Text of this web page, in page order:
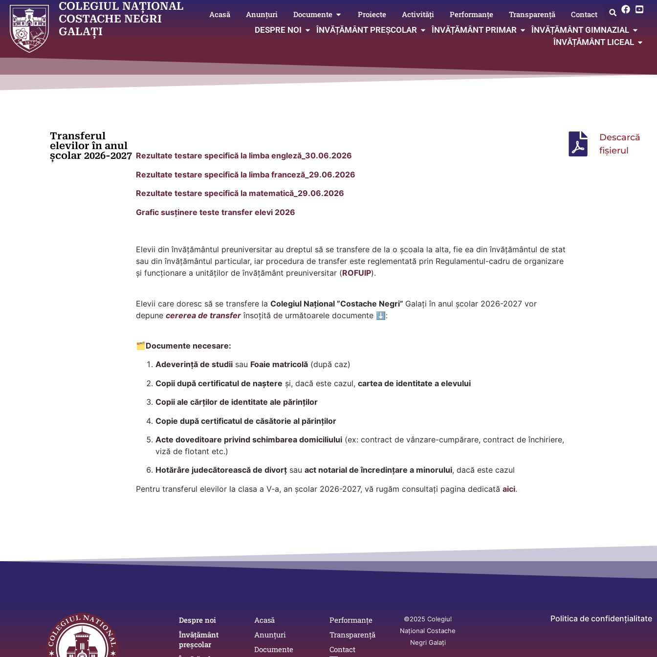
COLEGIUL NAȚIONAL
COSTACHE NEGRI
GALAȚI
Acasă Anunțuri Documente Proiecte Activități Performanțe Transparență
Contact
DESPRE NOI
ÎNVĂȚĂMÂNT PREȘCOLAR ÎNVĂȚĂMÂNT PRIMAR
ÎNVĂȚĂMÂNT GIMNAZIAL
ÎNVĂȚĂMÂNT LICEAL
Transferul
elevilor în anul
școlar 2026-2027 Rezultate testare specifică la limba engleză_30.06.2026
Rezultate testare specifică la limba franceză_29.06.2026
Rezultate testare specifică la matematică_29.06.2026
Grafic susținere teste transfer elevi 2026
Elevii din învățământul preuniversitar au dreptul să se transfere de la o școala la alta, fie ea din învățământul de stat
sau din învățământul particular, iar procedura de transfer este reglementată prin Regulamentul-cadru de organizare
și funcționare a unităților de învățământ preuniversitar (ROFUIP).
Elevii care doresc să se transfere la Colegiul Național ”Costache Negri” Galați în anul școlar 2026-2027 vor
depune cererea de transferînsoțită de următoarele documente ⬇:
🗂️Documente necesare:
Adeverință de studiisau Foaie matricolă(după caz)
Copii după certificatul de naștere și, dacă este cazul, cartea de identitate a elevului
Copii ale cărților de identitate ale părinților
Copie după certificatul de căsătorie al părinților
Acte doveditoare privind schimbarea domiciliului(ex: contract de vânzare-cumpărare, contract de închiriere,
viză de flotant etc.)
Hotărâre judecătorească de divorțsau act notarial de încredințare a minorului, dacă este cazul
Pentru transferul elevilor la clasa a V-a, an școlar 2026-2027, vă rugăm consultați pagina dedicată aici.
Descarcă
fișierul
Despre noi
Învățământ
preșcolar
Acasă
Anunțuri
Documente
Performanțe
Transparență
Contact
©2025 Colegiul
Național Costache
Negri Galați
Politica de confidențialitate